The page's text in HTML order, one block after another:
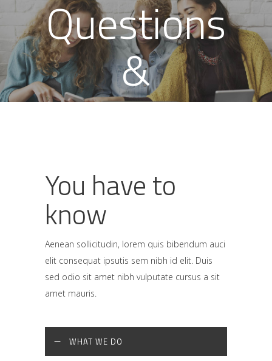
Questions
&
answers
You have to
know
Aenean sollicitudin, lorem quis bibendum auci
elit consequat ipsutis sem nibh id elit. Duis
sed odio sit amet nibh vulputate cursus a sit
amet mauris.
WHAT WE DO